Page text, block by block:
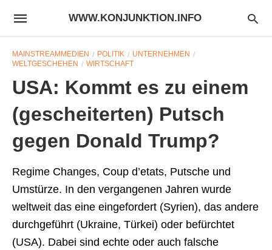
WWW.KONJUNKTION.INFO
MAINSTREAMMEDIEN POLITIK
UNTERNEHMEN
WELTGESCHEHEN
WIRTSCHAFT
USA: Kommt es zu einem
(gescheiterten) Putsch
gegen Donald Trump?
Regime Changes, Coup d’etats, Putsche und
Umstürze. In den vergangenen Jahren wurde
weltweit das eine eingefordert (Syrien), das andere
durchgeführt (Ukraine, Türkei) oder befürchtet
(USA). Dabei sind echte oder auch falsche